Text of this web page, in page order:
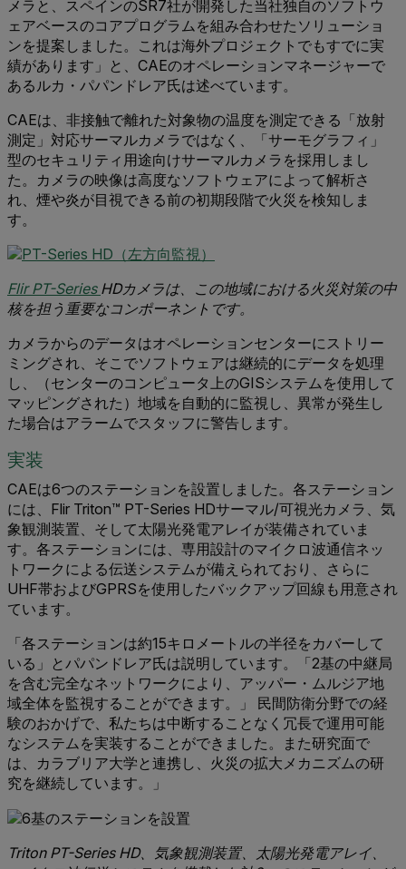
メラと、スペインのSR7社が開発した当社独自のソフトウ
ェアベースのコアプログラムを組み合わせたソリューショ
ンを提案しました。これは海外プロジェクトでもすでに実
績があります」と、CAEのオペレーションマネージャーで
あるルカ・パパンドレア氏は述べています。
CAEは、非接触で離れた対象物の温度を測定できる「放射
測定」対応サーマルカメラではなく、「サーモグラフィ」
型のセキュリティ用途向けサーマルカメラを採用しまし
た。カメラの映像は高度なソフトウェアによって解析さ
れ、煙や炎が目視できる前の初期段階で火災を検知しま
す。
Flir PT-Series HDカメラは、この地域における火災対策の中
核を担う重要なコンポーネントです。
カメラからのデータはオペレーションセンターにストリー
ミングされ、そこでソフトウェアは継続的にデータを処理
し、（センターのコンピュータ上のGISシステムを使用して
マッピングされた）地域を自動的に監視し、異常が発生し
た場合はアラームでスタッフに警告します。
実装
CAEは6つのステーションを設置しました。各ステーション
には、Flir Triton™ PT-Series HDサーマル/可視光カメラ、気
象観測装置、そして太陽光発電アレイが装備されていま
す。各ステーションには、専用設計のマイクロ波通信ネッ
トワークによる伝送システムが備えられており、さらに
UHF帯およびGPRSを使用したバックアップ回線も用意され
ています。
「各ステーションは約15キロメートルの半径をカバーして
いる」とパパンドレア氏は説明しています。「2基の中継局
を含む完全なネットワークにより、アッパー・ムルジア地
域全体を監視することができます。」 民間防衛分野での経
験のおかげで、私たちは中断することなく冗長で運用可能
なシステムを実装することができました。また研究面で
は、カラブリア大学と連携し、火災の拡大メカニズムの研
究を継続しています。」
Triton PT-Series HD、気象観測装置、太陽光発電アレイ、